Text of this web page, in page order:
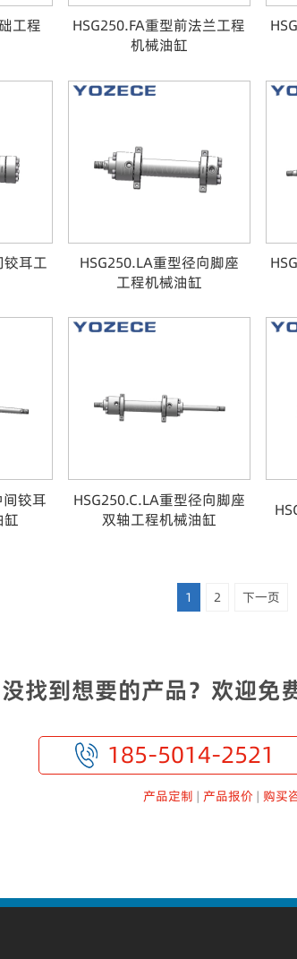
工程
HSG250.FA重型前法兰工程
机械油缸
铰耳工
HSG250.LA重型径向脚座
工程机械油缸
间铰耳
缸
HSG250.C.LA重型径向脚座
双轴工程机械油缸
1 2 下一页
没找到想要的产品？欢迎免
185-5014-2521
产品定制 | 产品报价 | 购买